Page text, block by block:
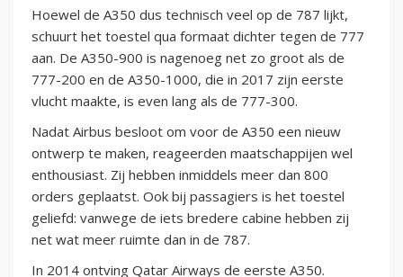
Hoewel de A350 dus technisch veel op de 787 lijkt,
schuurt het toestel qua formaat dichter tegen de 777
aan. De A350-900 is nagenoeg net zo groot als de
777-200 en de A350-1000, die in 2017 zijn eerste
vlucht maakte, is even lang als de 777-300.
Nadat Airbus besloot om voor de A350 een nieuw
ontwerp te maken, reageerden maatschappijen wel
enthousiast. Zij hebben inmiddels meer dan 800
orders geplaatst. Ook bij passagiers is het toestel
geliefd: vanwege de iets bredere cabine hebben zij
net wat meer ruimte dan in de 787.
In 2014 ontving Qatar Airways de eerste A350.